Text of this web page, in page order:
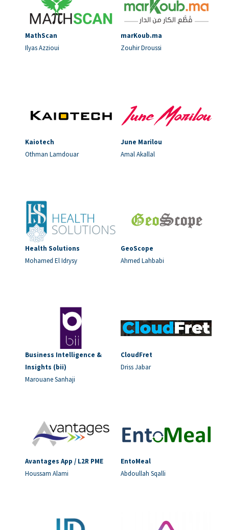
MathScan
Ilyas Azzioui
marKoub.ma
Zouhir Droussi
Kaiotech
Othman Lamdouar
June Marilou
Amal Akallal
Health Solutions
Mohamed El Idrysy
GeoScope
Ahmed Lahbabi
Business Intelligence &
Insights (bii)
Marouane Sanhaji
CloudFret
Driss Jabar
Avantages App / L2R PME
Houssam Alami
EntoMeal
Abdoullah Sqalli